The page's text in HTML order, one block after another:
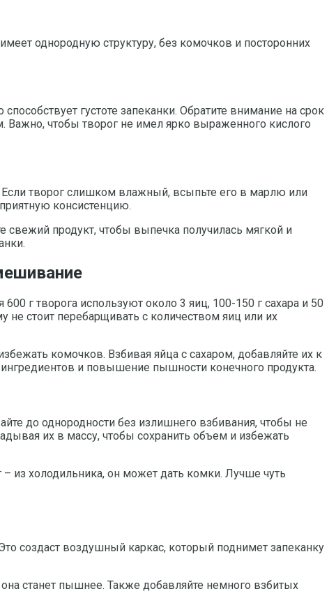
однородную структуру, без комочков и посторонних
густоте запеканки. Обратите внимание на срок
Важно, чтобы творог не имел ярко выраженного кислого
Если творог слишком влажный, всыпьте его в марлю или
консистенцию.
свежий продукт, чтобы выпечка получилась мягкой и
г творога используют около 3 яиц, 100-150 г сахара и 50
стоит перебарщивать с количеством яиц или их
комочков. Взбивая яйца с сахаром, добавляйте их к
и повышение пышности конечного продукта.
до однородности без излишнего взбивания, чтобы не
их в массу, чтобы сохранить объем и избежать
из холодильника, он может дать комки. Лучше чуть
создаст воздушный каркас, который поднимет запеканку
станет пышнее. Также добавляйте немного взбитых